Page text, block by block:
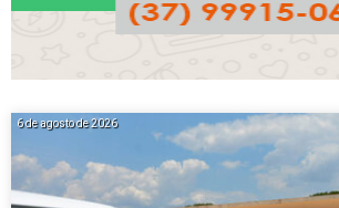
6 de agosto de 2026